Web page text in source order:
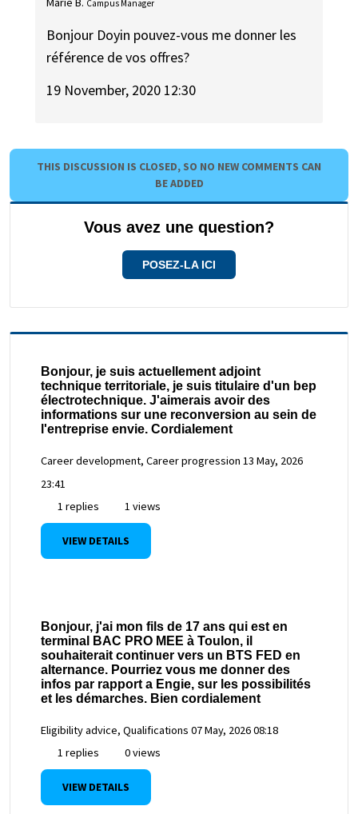
Campus Manager
Bonjour Doyin pouvez-vous me donner les
référence de vos offres?
19 November, 2020 12:30
THIS DISCUSSION IS CLOSED, SO NO NEW COMMENTS CAN
BE ADDED
Vous avez une question?
POSEZ-LA ICI
Bonjour, je suis actuellement adjoint
technique territoriale, je suis titulaire d'un bep
électrotechnique. J'aimerais avoir des
informations sur une reconversion au sein de
l'entreprise envie. Cordialement
Career development, Career progression 13 May, 2026
23:41
1 replies
1 views
VIEW DETAILS
Bonjour, j'ai mon fils de 17 ans qui est en
terminal BAC PRO MEE à Toulon, il
souhaiterait continuer vers un BTS FED en
alternance. Pourriez vous me donner des
infos par rapport a Engie, sur les possibilités
et les démarches. Bien cordialement
Eligibility advice, Qualifications 07 May, 2026 08:18
1 replies
0 views
VIEW DETAILS